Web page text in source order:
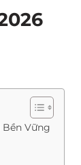
Bền Vững